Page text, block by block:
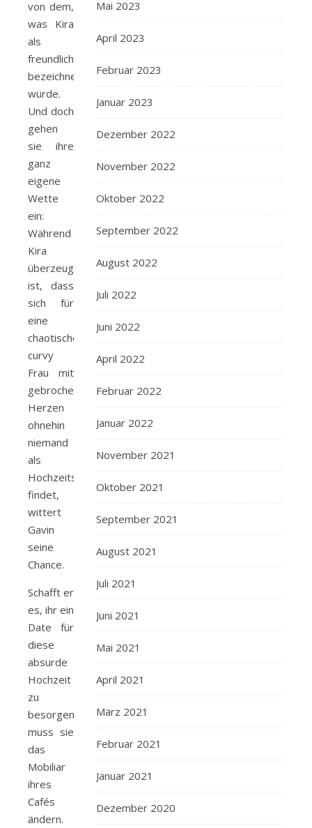
von dem,
was Kira
als
freundlich
bezeichnen
würde.
Und doch
gehen
sie ihre
ganz
eigene
Wette
ein:
Während
Kira
überzeugt
ist, dass
sich für
eine
chaotische,
curvy
Frau mit
gebrochenem
Herzen
ohnehin
niemand
als
Hochzeitsbegleitung
findet,
wittert
Gavin
seine
Chance.
Schafft er
es, ihr ein
Date für
diese
absurde
Hochzeit
zu
besorgen,
muss sie
das
Mobiliar
ihres
Cafés
ändern.
Mai 2023
April 2023
Februar 2023
Januar 2023
Dezember 2022
November 2022
Oktober 2022
September 2022
August 2022
Juli 2022
Juni 2022
April 2022
Februar 2022
Januar 2022
November 2021
Oktober 2021
September 2021
August 2021
Juli 2021
Juni 2021
Mai 2021
April 2021
März 2021
Februar 2021
Januar 2021
Dezember 2020